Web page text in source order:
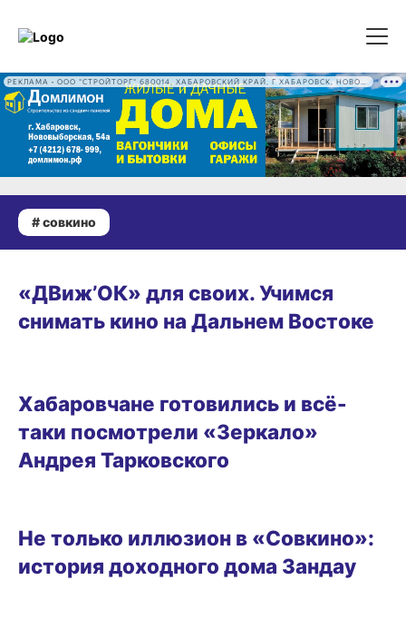
# совкино
«ДВиж’ОК» для своих. Учимся
снимать кино на Дальнем Востоке
Хабаровчане готовились и всё-
таки посмотрели «Зеркало»
Андрея Тарковского
Не только иллюзион в «Совкино»:
история доходного дома Зандау